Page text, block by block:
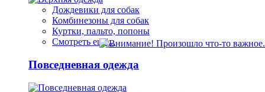
Дождевики для собак
Комбинезоны для собак
Куртки, пальто, попоны
Смотреть ещё...
Повседневная одежда